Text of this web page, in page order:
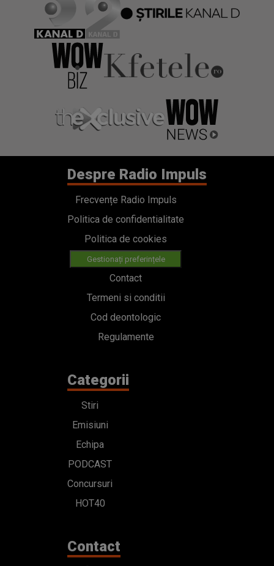
Despre Radio Impuls
Frecvențe Radio Impuls
Politica de confidentialitate
Politica de cookies
Gestionați preferințele
Contact
Termeni si conditii
Cod deontologic
Regulamente
Categorii
Stiri
Emisiuni
Echipa
PODCAST
Concursuri
HOT40
Contact